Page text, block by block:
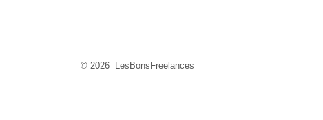
© 2026 LesBonsFreelances